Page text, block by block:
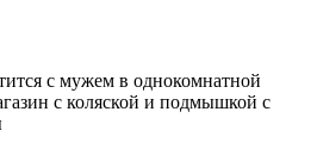
с мужем в однокомнатной
с коляской и подмышкой с